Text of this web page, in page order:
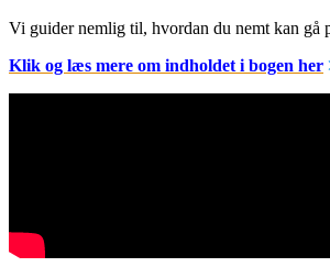
Vi guider nemlig til, hvordan du nemt kan gå
Klik og læs mere om indholdet i bogen her